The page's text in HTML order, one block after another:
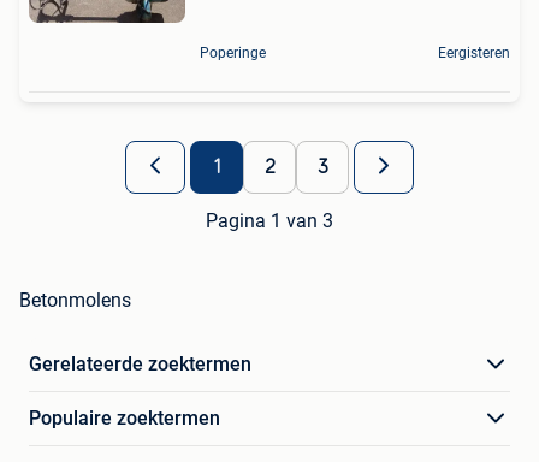
Poperinge Eergisteren
1 2 3
Pagina 1 van 3
Betonmolens
Gerelateerde zoektermen
Populaire zoektermen